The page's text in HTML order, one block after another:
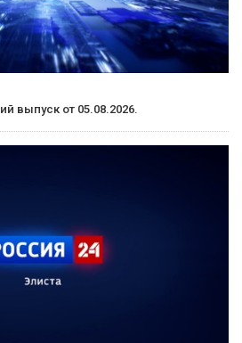
выпуск от 05.08.2026.